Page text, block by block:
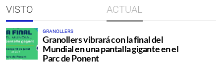
VISTO ACTUAL
GRANOLLERS
Granollers vibrará con la final del
Mundial en una pantalla gigante en el
Parc de Ponent